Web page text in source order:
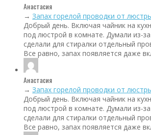
Анастасия
→ Запах горелой проводки от
Добрый день. Включая чайник на
под люстрой в комнате. Думали из-
сделали для стиралки отдельный
Все равно, запах появляется даже
Анастасия
→ Запах горелой проводки от
Добрый день. Включая чайник на
под люстрой в комнате. Думали из-
сделали для стиралки отдельный
Все равно, запах появляется даже